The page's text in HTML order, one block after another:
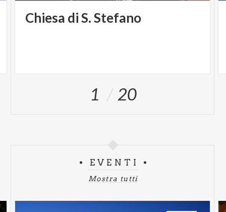
Chiesa diS.Stefano
1 20
EVENTI
Mostra tutti